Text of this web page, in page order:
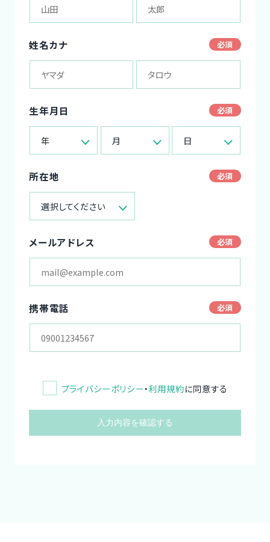
姓名カナ
生年月日
年 月 日
所在地
選択してください
メールアドレス
携帯電話
プライバシーポリシー・利用規約に同意する
入力内容を確認する